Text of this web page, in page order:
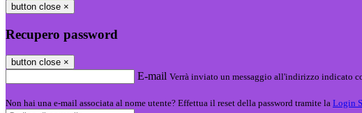
button close ×
Recupero password
button close ×
E-mail Verrà inviato un messaggio all'indirizzo indicato
Non hai una e-mail associata al nome utente? Effettua il reset della password tramite la Login